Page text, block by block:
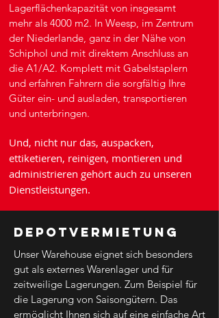
Lagerflächenkapazität von insgesamt
mehr als 4000 m2. In Weesp, im Zentrum
der Niederlande, ganz in der Nähe von
Schiphol und mit direktem Anschluss an
die A1/A2. Komplett mit Gabelstaplern
und erfahren Fahrern die sorgfältig Ihre
Güter ein- und ausladen, transportieren
und unterbringen.
Und, nicht nur das, auspacken,
ettiketieren, reinigen, montieren und
administrieren gehört auch zu unseren
Dienstleistungen.
Depotvermietung
Unser Warehouse eignet sich besonders
gut als externes Warenlager und für
zeitweilige Lagerungen. Zum Beispiel für
die Lagerung von Saisongütern. Das
ermöglicht Ihnen sich auf eine einfache Art